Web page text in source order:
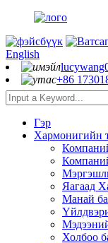
English
+86
Гэр
Хармонигийн
Яагаад
Манай
Холбоо